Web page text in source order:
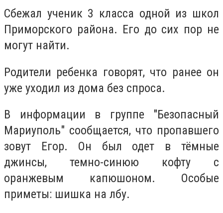
Сбежал ученик 3 класса одной из школ
Приморского района. Его до сих пор не
могут найти.
Родители ребенка говорят, что ранее он
уже уходил из дома без спроса.
В информации в группе "Безопасный
Мариуполь" сообщается, что пропавшего
зовут Егор. Он был одет в тёмные
джинсы, темно-синюю кофту с
оранжевым капюшоном. Особые
приметы: шишка на лбу.